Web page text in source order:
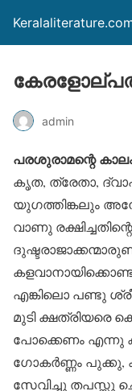
admin
പരശുരാമന്റെ
കൃത, ത്രേതാ,
യുഗത്തിങ്കലും
വാണു
എങ്കിലൊ പണ്ടു
മുടി ക്ഷത്രിയരെ
പോക്കെണം എന്നു
ഗോകർണ്ണം
സേവിച്ചു തപസ്സു